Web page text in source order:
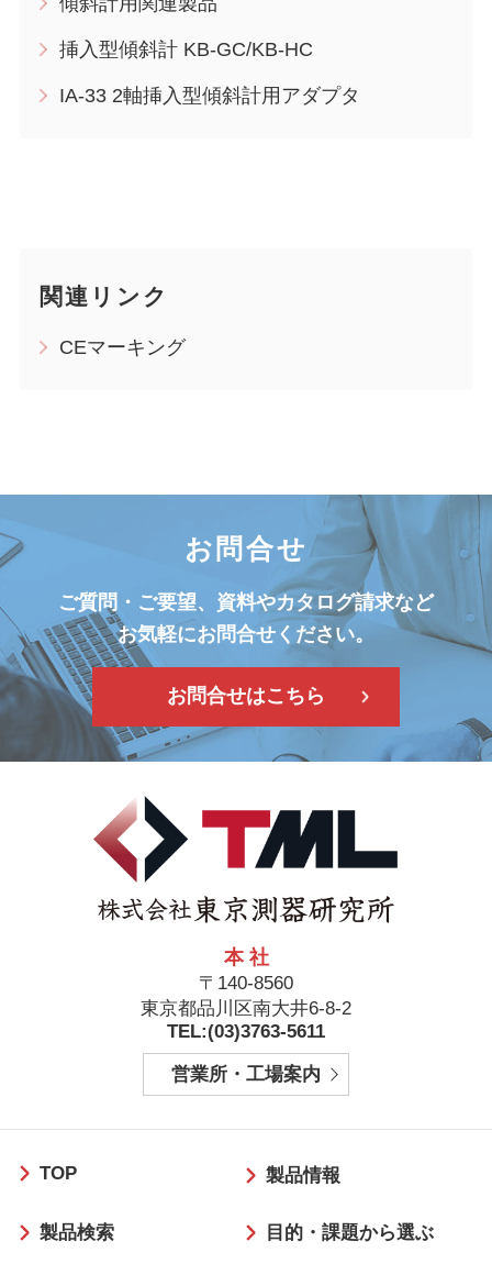
挿入型傾斜計 KB-GC/KB-HC
IA-33 2軸挿入型傾斜計用アダプタ
関連リンク
CEマーキング
お問合せ
ご質問・ご要望、資料やカタログ請求など
お気軽にお問合せください。
お問合せはこちら
本 社
〒140-8560
東京都品川区南大井6-8-2
TEL:(03)3763-5611
営業所・工場案内
ッ
ー
TOP 製品情報
製品検索 目的・課題から選ぶ